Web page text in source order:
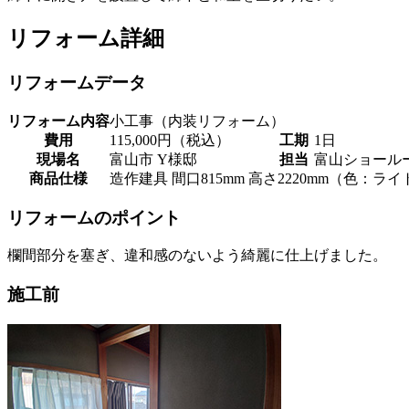
リフォーム詳細
リフォームデータ
リフォーム内容小工事（内装リフォーム）
費用
115,000円（税込） 工期 1日
現場名
富山市 Y様邸 担当 富山ショール
商品仕様
造作建具 間口815mm 高さ2220mm（色：ライ
リフォームのポイント
欄間部分を塞ぎ、違和感のないよう綺麗に仕上げました。
施工前